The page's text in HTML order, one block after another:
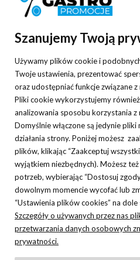
Moje
Płatności i
Nasza hurtownia gastronomiczna
różnorodnych sprzętów
lokalu akcesoriów. Oferowane przez
cechuje najwyższa jakość oraz
klienta i pozwoli dopasować
naszej ofercie znajdziecie Państwo
restauracji (obieraczki do ziemniaków),
zastawę stołową oraz różnorodne
Szanujemy Twoją
Używamy plików cookie i
Twoje ustawienia, prezentować
oraz udostępniać funkcje związane
Pliki cookie wykorzystujemy
analizowania sposobu korzystania
Domyślnie włączone są jedynie
działania strony. Poniżej możesz
plików, klikając “Zaakceptuj
wyjątkiem niezbędnych). Możesz
potrzeb, wybierając “Dostosuj
dowolnym momencie wycofać lub
“Ustawienia plików cookies” na dole
Szczegóły o używanych przez nas
przetwarzania danych osobowych
prywatności.